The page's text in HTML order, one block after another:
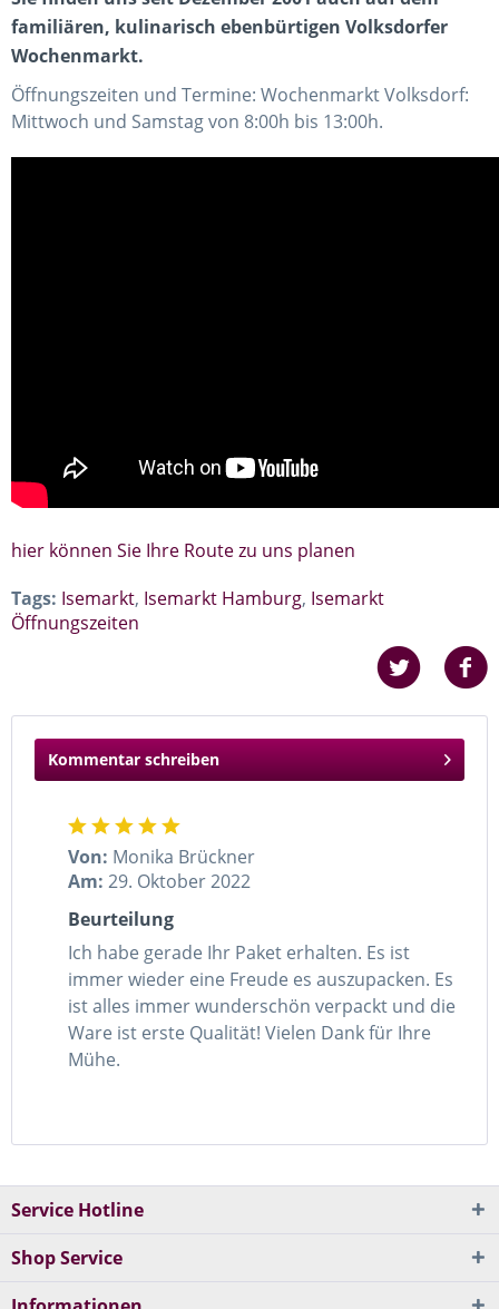
familiären, kulinarisch ebenbürtigen Volksdorfer
Wochenmarkt.
Öffnungszeiten und Termine: Wochenmarkt Volksdorf:
Mittwoch und Samstag von 8:00h bis 13:00h.
hier können Sie Ihre Route zu uns planen
Tags: Isemarkt, Isemarkt Hamburg, Isemarkt
Öffnungszeiten
Kommentar schreiben
Von: Monika Brückner
Am: 29. Oktober 2022
Beurteilung
Ich habe gerade Ihr Paket erhalten. Es ist
immer wieder eine Freude es auszupacken. Es
ist alles immer wunderschön verpackt und die
Ware ist erste Qualität! Vielen Dank für Ihre
Mühe.
Service Hotline
Shop Service